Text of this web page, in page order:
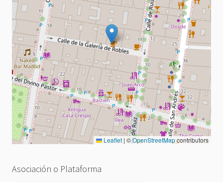
Leaflet | ©OpenStreetMapcontributors
Asociación o Plataforma